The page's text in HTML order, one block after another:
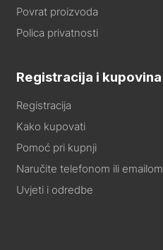
Povrat proizvoda
Polica privatnosti
Registracija i kupovina
Registracija
Kako kupovati
Pomoć pri kupnji
Naručite telefonom ili emailom
Uvjeti i odredbe